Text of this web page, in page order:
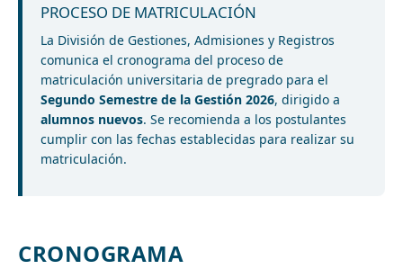
PROCESO DE MATRICULACIÓN
La División de Gestiones, Admisiones y Registros
comunica el cronograma del proceso de
matriculación universitaria de pregrado para el
Segundo Semestre de la Gestión 2026, dirigido a
alumnos nuevos. Se recomienda a los postulantes
cumplir con las fechas establecidas para realizar su
matriculación.
CRONOGRAMA